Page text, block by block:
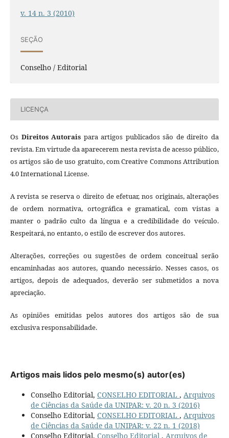
v. 14 n. 3 (2010)
SEÇÃO
Conselho / Editorial
LICENÇA
Os Direitos Autorais para artigos publicados são de direito da
revista. Em virtude da aparecerem nesta revista de acesso público,
os artigos são de uso gratuito, com Creative Commons Attribution
4.0 International License.
A revista se reserva o direito de efetuar, nos originais, alterações
de ordem normativa, ortográfica e gramatical, com vistas a
manter o padrão culto da língua e a credibilidade do veículo.
Respeitará, no entanto, o estilo de escrever dos autores.
Alterações, correções ou sugestões de ordem conceitual serão
encaminhadas aos autores, quando necessário. Nesses casos, os
artigos, depois de adequados, deverão ser submetidos a nova
apreciação.
As opiniões emitidas pelos autores dos artigos são de sua
exclusiva responsabilidade.
Artigos mais lidos pelo mesmo(s) autor(es)
Conselho Editorial, CONSELHO EDITORIAL , Arquivos
de Ciências da Saúde da UNIPAR: v. 20 n. 3 (2016)
Conselho Editorial, CONSELHO EDITORIAL , Arquivos
de Ciências da Saúde da UNIPAR: v. 22 n. 1 (2018)
Conselho Editorial, Conselho Editorial , Arquivos de